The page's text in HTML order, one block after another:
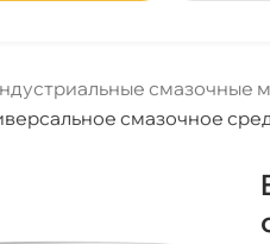
смазочные
смазочное